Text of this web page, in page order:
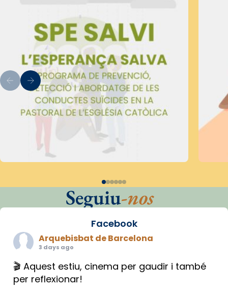
Seguiu-nos
Facebook
Arquebisbat de Barcelona
3 days ago
🎬 Aquest estiu, cinema per gaudir i també
per reflexionar!